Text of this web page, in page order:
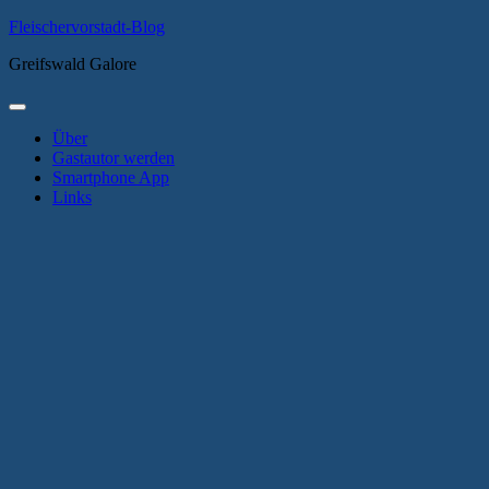
Zum
springen
Fleischervorstadt-Blog
Greifswald Galore
Primäres
Über
Gastautor werden
Smartphone App
Links